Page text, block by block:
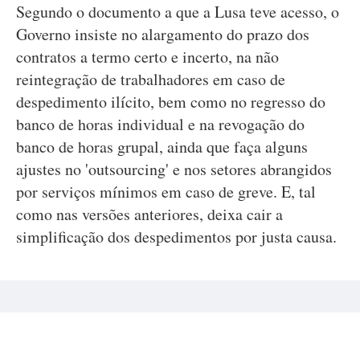
Segundo o documento a que a Lusa teve acesso, o
Governo insiste no alargamento do prazo dos
contratos a termo certo e incerto, na não
reintegração de trabalhadores em caso de
despedimento ilícito, bem como no regresso do
banco de horas individual e na revogação do
banco de horas grupal, ainda que faça alguns
ajustes no 'outsourcing' e nos setores abrangidos
por serviços mínimos em caso de greve. E, tal
como nas versões anteriores, deixa cair a
simplificação dos despedimentos por justa causa.